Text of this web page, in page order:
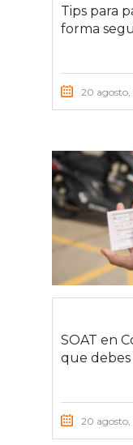
Tips para
forma
20 agosto,
SOAT en
que debes
20 agosto,